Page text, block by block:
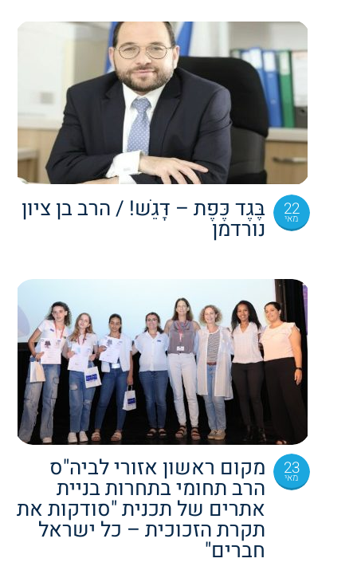
22
מאי בֶּגֶד כֶּפֶת – דָּגֵשׁ! / הרב בן ציון
נורדמן
23
מאי מקום ראשון אזורי לביה"ס
הרב תחומי בתחרות בניית
אתרים של תכנית "סודקות את
תקרת הזכוכית – כל ישראל
חברים"